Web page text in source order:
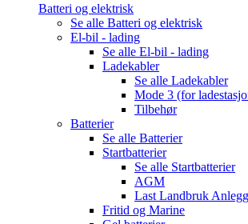
Batteri og elektrisk
Se alle Batteri og elektrisk
El-bil - lading
Se alle El-bil - lading
Ladekabler
Se alle Ladekabler
Mode 3 (for
Tilbehør
Batterier
Se alle Batterier
Startbatterier
Se alle Startbatterier
AGM
Last Landbruk Anlegg
Fritid og Marine